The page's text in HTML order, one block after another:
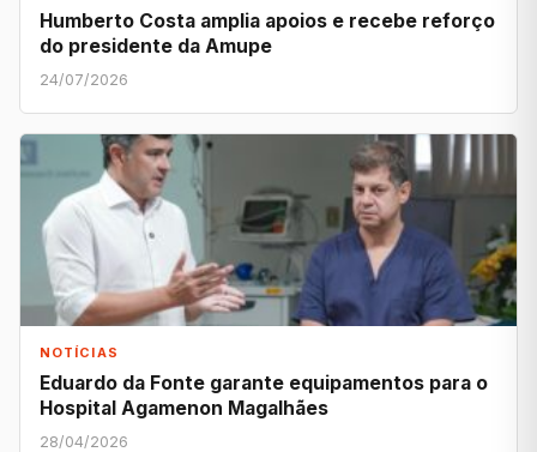
Humberto Costa amplia apoios e recebe reforço
do presidente da Amupe
24/07/2026
NOTÍCIAS
Eduardo da Fonte garante equipamentos para o
Hospital Agamenon Magalhães
28/04/2026